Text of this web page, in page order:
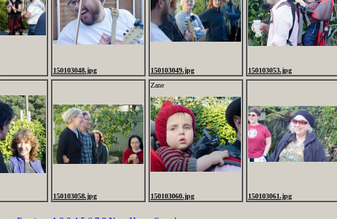
150103048.jpg 150103049.jpg
150103053.jpg
150103058.jpg
Zane
150103060.jpg 150103061.jpg